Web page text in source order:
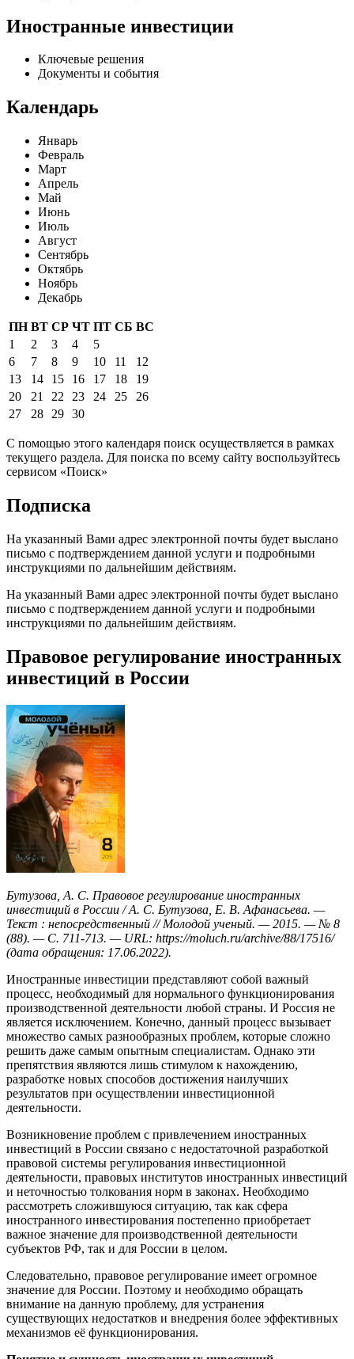
Иностранные инвестиции
Ключевые решения
Документы и события
Календарь
Январь
Февраль
Март
Апрель
Май
Июнь
Июль
Август
Сентябрь
Октябрь
Ноябрь
Декабрь
ПН ВТ СР ЧТ ПТ СБ ВС
1
2 3 4
5
6
7 8 9 10 11
12
13
14 15 16 17 18
19
20
21 22 23 24 25
26
27
28 29 30
С помощью этого календаря поиск осуществляется в рамках
текущего раздела. Для поиска по всему сайту воспользуйтесь
сервисом «Поиск»
Подписка
На указанный Вами адрес электронной почты будет выслано
письмо с подтверждением данной услуги и подробными
инструкциями по дальнейшим действиям.
На указанный Вами адрес электронной почты будет выслано
письмо с подтверждением данной услуги и подробными
инструкциями по дальнейшим действиям.
Правовое регулирование иностранных
инвестиций в России
Бутузова, А. С. Правовое регулирование иностранных
инвестиций в России / А. С. Бутузова, Е. В. Афанасьева. —
Текст : непосредственный // Молодой ученый. — 2015. — № 8
(88). — С. 711-713. — URL: https://moluch.ru/archive/88/17516/
(дата обращения: 17.06.2022).
Иностранные инвестиции представляют собой важный
процесс, необходимый для нормального функционирования
производственной деятельности любой страны. И Россия не
является исключением. Конечно, данный процесс вызывает
множество самых разнообразных проблем, которые сложно
решить даже самым опытным специалистам. Однако эти
препятствия являются лишь стимулом к нахождению,
разработке новых способов достижения наилучших
результатов при осуществлении инвестиционной
деятельности.
Возникновение проблем с привлечением иностранных
инвестиций в России связано с недостаточной разработкой
правовой системы регулирования инвестиционной
деятельности, правовых институтов иностранных инвестиций
и неточностью толкования норм в законах. Необходимо
рассмотреть сложившуюся ситуацию, так как сфера
иностранного инвестирования постепенно приобретает
важное значение для производственной деятельности
субъектов РФ, так и для России в целом.
Следовательно, правовое регулирование имеет огромное
значение для России. Поэтому и необходимо обращать
внимание на данную проблему, для устранения
существующих недостатков и внедрения более эффективных
механизмов её функционирования.